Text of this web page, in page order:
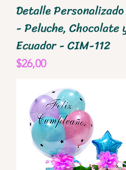
Detalle
- Peluche, Chocolate
Ecuador - CIM-112
Precio
$26,00